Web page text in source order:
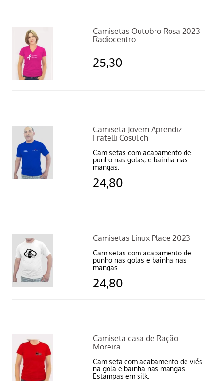
Camisetas Outubro Rosa 2023
Radiocentro
25,30
Camiseta Jovem Aprendiz
Fratelli Cosulich
Camisetas com acabamento de
punho nas golas, e bainha nas
mangas.
24,80
Camisetas Linux Place 2023
Camisetas com acabamento de
punho nas golas e bainha nas
mangas.
24,80
Camiseta casa de Ração
Moreira
Camiseta com acabamento de viés
na gola e bainha nas mangas.
Estampas em silk.